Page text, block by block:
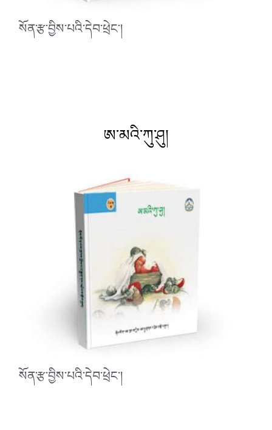
སོན་རྩ་བྱིས་པའི་དེབ་ཕྲེང་།
ཨ་མའི་ཀུ་ཤུ།
སོན་རྩ་བྱིས་པའི་དེབ་ཕྲེང་།